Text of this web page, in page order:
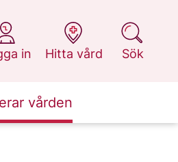
in
Hitta vård
på 1177.se
Sök
på 1177.se
vården